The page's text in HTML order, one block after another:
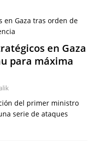
en Gaza
para máxima
del primer ministro
serie de ataques